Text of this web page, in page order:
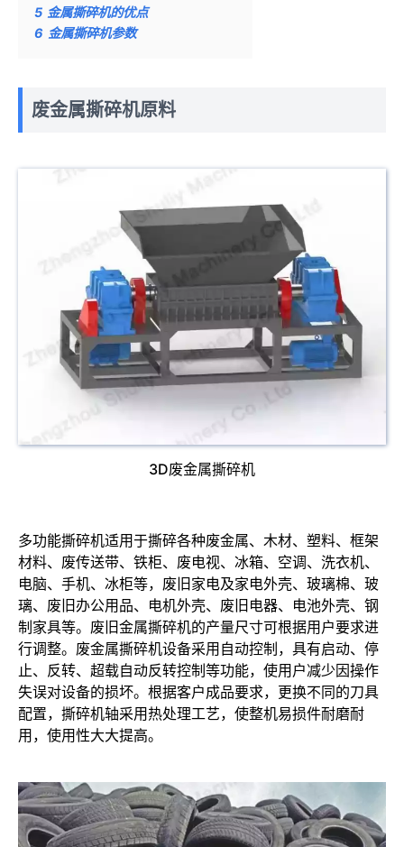
5 金属撕碎机的优点
6 金属撕碎机参数
废金属撕碎机原料
3D废金属撕碎机
多功能撕碎机适用于撕碎各种废金属、木材、塑料、框架
材料、废传送带、铁柜、废电视、冰箱、空调、洗衣机、
电脑、手机、冰柜等，废旧家电及家电外壳、玻璃棉、玻
璃、废旧办公用品、电机外壳、废旧电器、电池外壳、钢
制家具等。废旧金属撕碎机的产量尺寸可根据用户要求进
行调整。废金属撕碎机设备采用自动控制，具有启动、停
止、反转、超载自动反转控制等功能，使用户减少因操作
失误对设备的损坏。根据客户成品要求，更换不同的刀具
配置，撕碎机轴采用热处理工艺，使整机易损件耐磨耐
用，使用性大大提高。